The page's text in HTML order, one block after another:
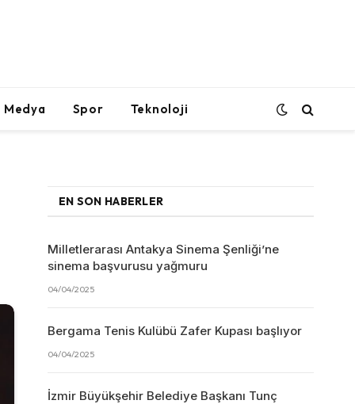
Medya Spor Teknoloji
EN SON HABERLER
Milletlerarası Antakya Sinema Şenliği’ne
sinema başvurusu yağmuru
04/04/2025
Bergama Tenis Kulübü Zafer Kupası başlıyor
04/04/2025
İzmir Büyükşehir Belediye Başkanı Tunç